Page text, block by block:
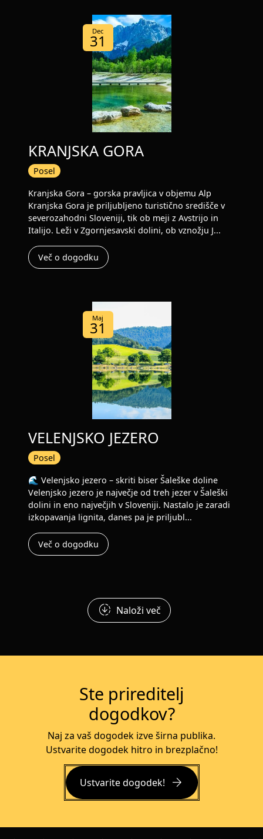
Dec
31
KRANJSKA GORA
Posel
Kranjska Gora – gorska pravljica v objemu Alp
Kranjska Gora je priljubljeno turistično središče v
severozahodni Sloveniji, tik ob meji z Avstrijo in
Italijo. Leži v Zgornjesavski dolini, ob vznožju J...
Več o dogodku
Maj
31
VELENJSKO JEZERO
Posel
🌊 Velenjsko jezero – skriti biser Šaleške doline
Velenjsko jezero je največje od treh jezer v Šaleški
dolini in eno največjih v Sloveniji. Nastalo je zaradi
izkopavanja lignita, danes pa je priljubl...
Več o dogodku
downloading Naloži več
Ste prireditelj
dogodkov?
Naj za vaš dogodek izve širna publika.
Ustvarite dogodek hitro in brezplačno!
Ustvarite dogodek! arrow_forward